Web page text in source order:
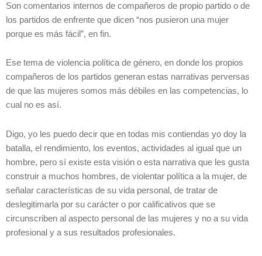
Son comentarios internos de compañeros de propio partido o de
los partidos de enfrente que dicen “nos pusieron una mujer
porque es más fácil”, en fin.
Ese tema de violencia política de género, en donde los propios
compañeros de los partidos generan estas narrativas perversas
de que las mujeres somos más débiles en las competencias, lo
cual no es así.
Digo, yo les puedo decir que en todas mis contiendas yo doy la
batalla, el rendimiento, los eventos, actividades al igual que un
hombre, pero sí existe esta visión o esta narrativa que les gusta
construir a muchos hombres, de violentar política a la mujer, de
señalar características de su vida personal, de tratar de
deslegitimarla por su carácter o por calificativos que se
circunscriben al aspecto personal de las mujeres y no a su vida
profesional y a sus resultados profesionales.